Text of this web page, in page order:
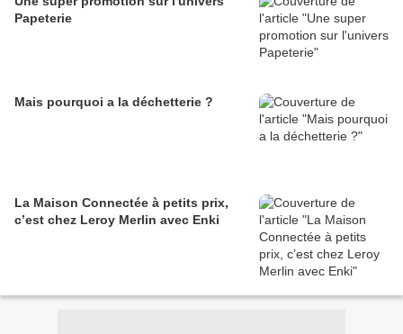
Papeterie
Mais pourquoi a la déchetterie ?
La Maison Connectée à petits prix,
c’est chez Leroy Merlin avec Enki